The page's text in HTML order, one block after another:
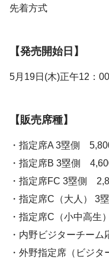
先着方式
【発売開始日】
5月19日(木)正午12：
【販売席種】
・指定席A 3塁側
・指定席B 3塁側
・指定席FC 3塁側
・指定席C（大人） 3
・指定席C（小中高
・内野ビジターチー
・外野指定席（ビジ